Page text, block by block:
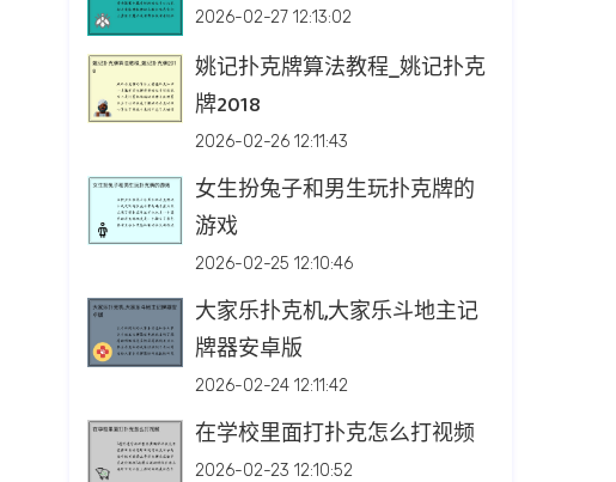
2026-02-27 12:13:02
姚记扑克牌算法教程_姚记扑克
牌2018
2026-02-26 12:11:43
女生扮兔子和男生玩扑克牌的
游戏
2026-02-25 12:10:46
大家乐扑克机,大家乐斗地主记
牌器安卓版
2026-02-24 12:11:42
在学校里面打扑克怎么打视频
2026-02-23 12:10:52